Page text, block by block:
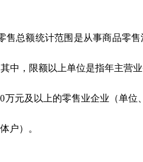
售总额统计范围是从事商品零
中，限额以上单位是指年主营
万元及以上的零售业企业（单位
户）。